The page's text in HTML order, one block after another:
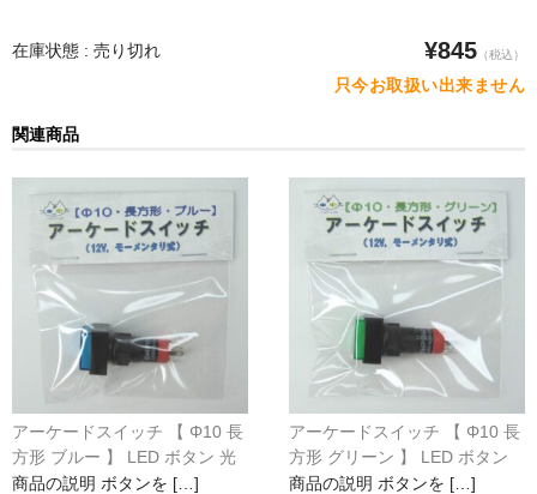
生活雑貨
工芸・アート
大工・ガレージ
アウトレット品
まとめ売り
在庫状態 : 売り切れ ¥845 （税込）
只今お取扱い出来ません
関連商品
アーケードスイッチ 【 Φ10 長
方形 ブルー 】 LED ボタン 光
るスイッチ 12V モーメンタリ
商品の説明 ボタンを […]
アーケードスイッチ 【 Φ10 長
方形 グリーン 】 LED ボタン
光るスイッチ 12V モーメンタ
商品の説明 ボタンを […]